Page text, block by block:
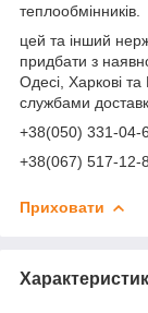
теплообмінників.
цей та інший
придбати з
Одесі, Харкові та
службами
+38(050) 331-04-
+38(067) 517-12-
Приховати